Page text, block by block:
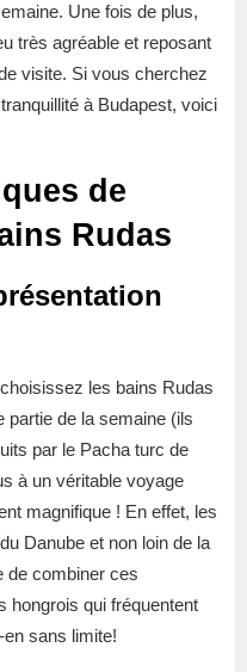
Une fois de plus,
très agréable et reposant
visite. Si vous cherchez
à Budapest, voici
de
Rudas
les bains Rudas
de la semaine (ils
par le Pacha turc de
à un véritable voyage
magnifique ! En effet, les
Danube et non loin de la
de combiner ces
hongrois qui fréquentent
sans limite!